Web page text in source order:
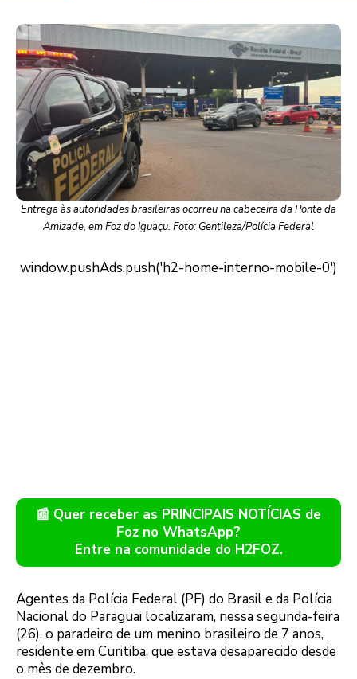
Entrega às autoridades brasileiras ocorreu na cabeceira da Ponte da
Amizade, em Foz do Iguaçu. Foto: Gentileza/Polícia Federal
📰 Quer receber as PRINCIPAIS NOTÍCIAS de
Foz no WhatsApp?
Entre na comunidade do H2FOZ.
Agentes da Polícia Federal (PF) do Brasil e da Polícia
Nacional do Paraguai localizaram, nessa segunda-feira
(26), o paradeiro de um menino brasileiro de 7 anos,
residente em Curitiba, que estava desaparecido desde
o mês de dezembro.